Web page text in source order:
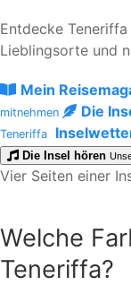
Entdecke
Lieblingsorte und
Mein
mitnehmen
Die
Teneriffa
Die Insel hören
Vier Seiten einer
Welche
Teneriffa?